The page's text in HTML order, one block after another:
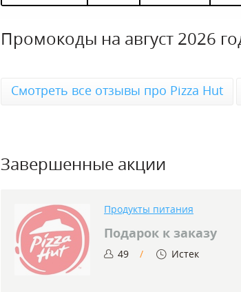
Промокоды на август 2026
Смотреть все отзывы про Pizza Hut
Завершенные акции
Продукты питания
Подарок к заказу
49 Истек